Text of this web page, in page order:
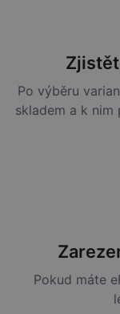
Po výběru
skladem a k nim
Pokud máte